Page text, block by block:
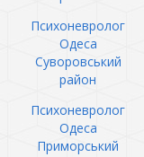
Психоневролог
Одеса
Суворовський
район
Психоневролог
Одеса
Приморський